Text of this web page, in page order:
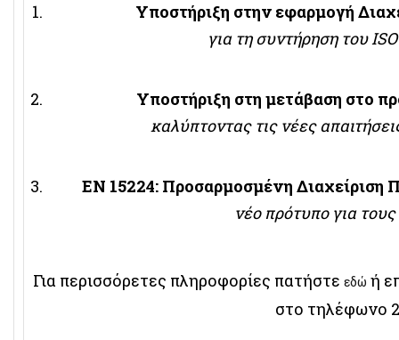
Υποστήριξη στην εφαρμογή
για τη συντήρηση του
Υποστήριξη στη μετάβαση στο
καλύπτοντας τις νέες
EN 15224: Προσαρμοσμένη Διαχείριση
νέο πρότυπο για
Για περισσόρετες πληροφορίες πατήστε εδώ ή
στο τηλέφωνο